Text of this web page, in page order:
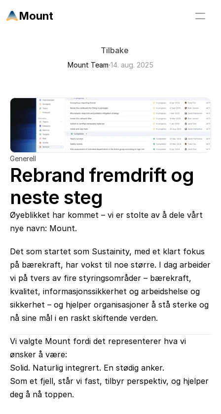
Mount
Tilbake
Mount Team∙14. aug. 2025
Generell
Rebrand fremdrift og
neste steg
Øyeblikket har kommet – vi er stolte av å dele vårt
nye navn: Mount.
Det som startet som Sustainity, med et klart fokus
på bærekraft, har vokst til noe større. I dag arbeider
vi på tvers av fire styringsområder – bærekraft,
kvalitet, informasjonssikkerhet og arbeidshelse og
sikkerhet – og hjelper organisasjoner å stå sterke og
nå sine mål i en raskt skiftende verden.
Vi valgte Mount fordi det representerer hva vi
ønsker å være:
Solid. Naturlig integrert. En stødig anker.
Som et fjell, står vi fast, tilbyr perspektiv, og hjelper
deg å nå toppen.